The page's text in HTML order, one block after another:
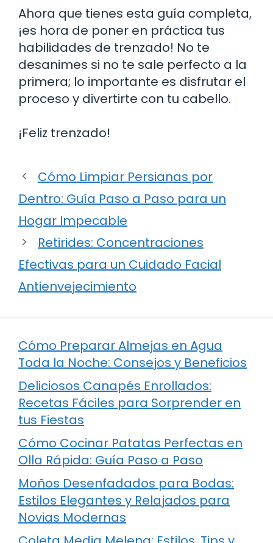
Ahora que tienes esta guía completa,
¡es hora de poner en práctica tus
habilidades de trenzado! No te
desanimes si no te sale perfecto a la
primera; lo importante es disfrutar el
proceso y divertirte con tu cabello.
¡Feliz trenzado!
Cómo Limpiar Persianas por
Dentro: Guía Paso a Paso para un
Hogar Impecable
Retirides: Concentraciones
Efectivas para un Cuidado Facial
Antienvejecimiento
Cómo Preparar Almejas en Agua
Toda la Noche: Consejos y Beneficios
Deliciosos Canapés Enrollados:
Recetas Fáciles para Sorprender en
tus Fiestas
Cómo Cocinar Patatas Perfectas en
Olla Rápida: Guía Paso a Paso
Moños Desenfadados para Bodas:
Estilos Elegantes y Relajados para
Novias Modernas